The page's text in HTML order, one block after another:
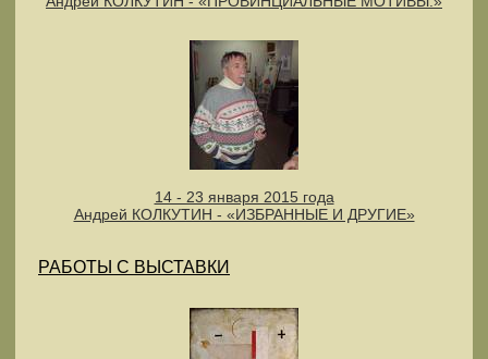
14 - 23 января 2015 года
Андрей КОЛКУТИН - «ИЗБРАННЫЕ И ДРУГИЕ»
РАБОТЫ С ВЫСТАВКИ